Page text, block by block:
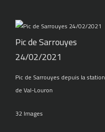
Pic de Sarrouyes
24/02/2021
Pic de Sarrouyes depuis la station
de Val-Louron
32 Images